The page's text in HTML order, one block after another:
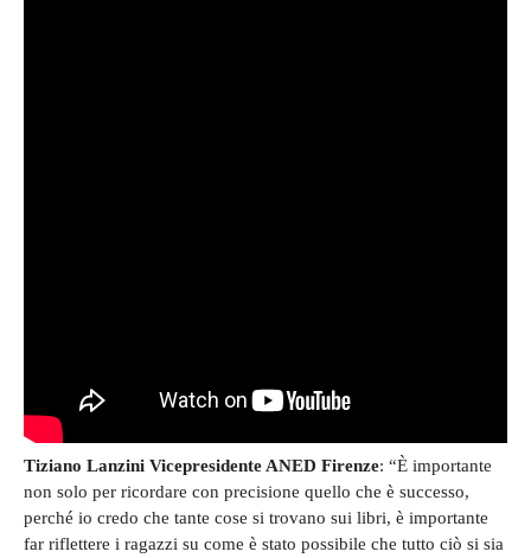
Tiziano Lanzini Vicepresidente ANED Firenze: “È importante
non solo per ricordare con precisione quello che è successo,
perché io credo che tante cose si trovano sui libri, è importante
far riflettere i ragazzi su come è stato possibile che tutto ciò si sia